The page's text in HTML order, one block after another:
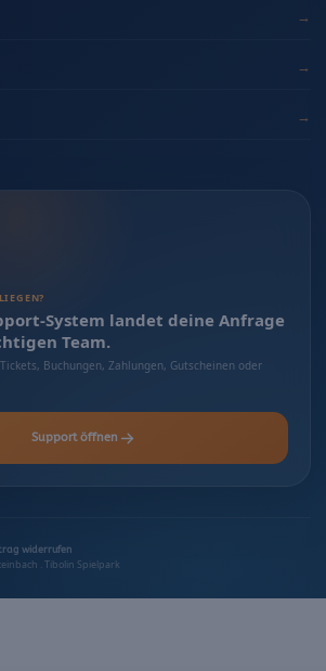
→
→
→
System landet deine Anfrage
Team.
Buchungen, Zahlungen, Gutscheinen oder
Support öffnen
widerrufen
. Tibolin Spielpark